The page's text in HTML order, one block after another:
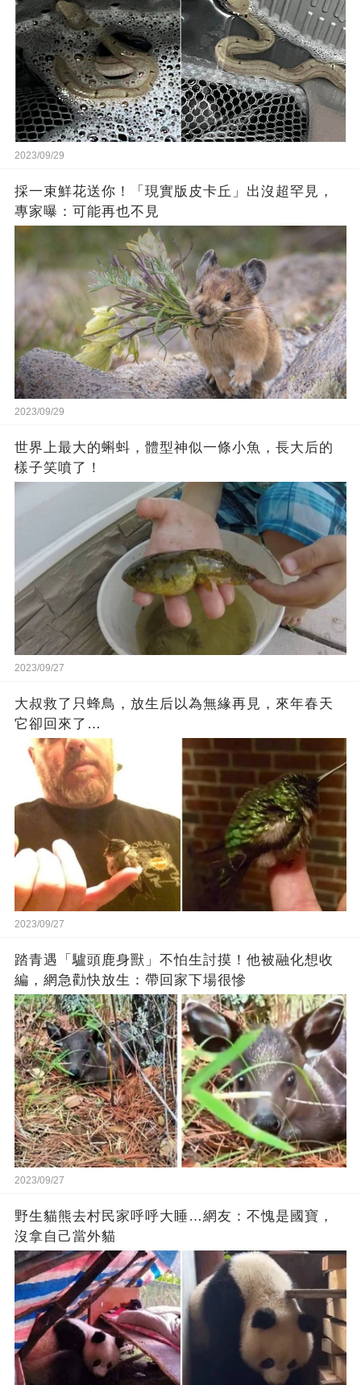
2023/09/29
採一束鮮花送你！「現實版皮卡丘」出沒超罕見，
專家曝：可能再也不見
2023/09/29
世界上最大的蝌蚪，體型神似一條小魚，長大后的
樣子笑噴了！
2023/09/27
大叔救了只蜂鳥，放生后以為無緣再見，來年春天
它卻回來了…
2023/09/27
踏青遇「驢頭鹿身獸」不怕生討摸！他被融化想收
編，網急勸快放生：帶回家下場很慘
2023/09/27
野生貓熊去村民家呼呼大睡…網友：不愧是國寶，
沒拿自己當外貓